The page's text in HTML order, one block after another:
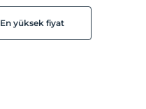
En yüksek fiyat